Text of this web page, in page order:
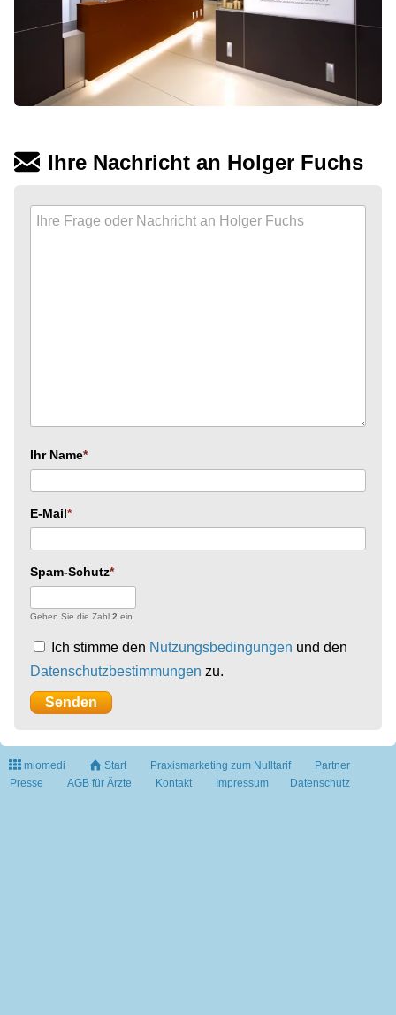
Ihre Nachricht an Holger Fuchs
Ihr Name
E-Mail
Spam-Schutz
Geben Sie die Zahl 2 ein
Ich stimme den Nutzungsbedingungen und den
Datenschutzbestimmungen zu.
miomedi Start Praxismarketing zum Nulltarif
Partner
Presse
AGB für Ärzte Kontakt Impressum Datenschutz